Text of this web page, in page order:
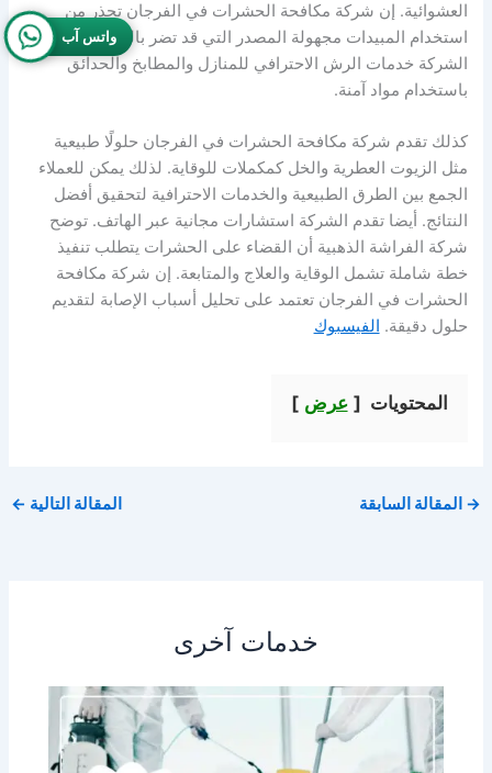
العشوائية. إن شركة مكافحة الحشرات في الفرجان تحذر من
استخدام المبيدات مجهولة المصدر التي قد تضر بالصحة. كما تقدم
الشركة خدمات الرش الاحترافي للمنازل والمطابخ والحدائق
باستخدام مواد آمنة.
كذلك تقدم شركة مكافحة الحشرات في الفرجان حلولًا طبيعية
مثل الزيوت العطرية والخل كمكملات للوقاية. لذلك يمكن للعملاء
الجمع بين الطرق الطبيعية والخدمات الاحترافية لتحقيق أفضل
النتائج. أيضا تقدم الشركة استشارات مجانية عبر الهاتف. توضح
شركة الفراشة الذهبية أن القضاء على الحشرات يتطلب تنفيذ
خطة شاملة تشمل الوقاية والعلاج والمتابعة. إن شركة مكافحة
الحشرات في الفرجان تعتمد على تحليل أسباب الإصابة لتقديم
حلول دقيقة. الفيسبوك
المحتويات عرض
→ المقالة السابقة المقالة التالية ←
خدمات آخرى
واتس آب